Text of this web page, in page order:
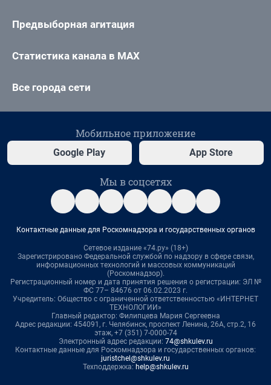
Предвыборная агитация
Статистика канала в MAX
Все города сети
Мобильное приложение
Google Play App Store
Мы в соцсетях
Контактные данные для Роскомнадзора и государственных органов
Сетевое издание «74.ру» (18+)
Зарегистрировано Федеральной службой по надзору в сфере связи,
информационных технологий и массовых коммуникаций
(Роскомнадзор).
Регистрационный номер и дата принятия решения о регистрации: ЭЛ №
ФС 77– 84676 от 06.02.2023 г.
Учредитель: Общество с ограниченной ответственностью «ИНТЕРНЕТ
ТЕХНОЛОГИИ»
Главный редактор: Филипцева Мария Сергеевна
Адрес редакции: 454091, г. Челябинск, проспект Ленина, 26А, стр.2, 16
этаж, +7 (351) 7-0000-74
Электронный адрес редакции: 74@shkulev.ru
Контактные данные для Роскомнадзора и государственных органов:
juristchel@shkulev.ru
Техподдержка: help@shkulev.ru